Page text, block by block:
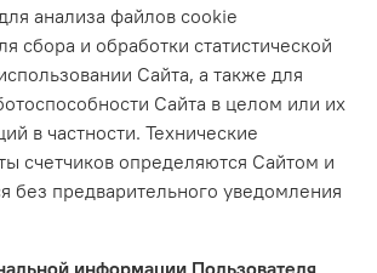
анализа файлов cookie
сбора и обработки статистической
Сайта, а также для
Сайта в целом или их
в частности. Технические
счетчиков определяются Сайтом и
без предварительного уведомления
информации Пользователя